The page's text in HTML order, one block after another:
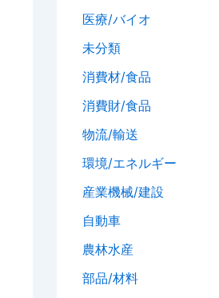
医療/バイオ
未分類
消費材/食品
消費財/食品
物流/輸送
環境/エネルギー
産業機械/建設
自動車
農林水産
部品/材料